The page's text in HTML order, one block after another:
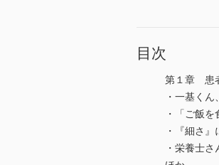
目次
第１章 患
・一基く
・「ご飯
・『細さ
・栄養士